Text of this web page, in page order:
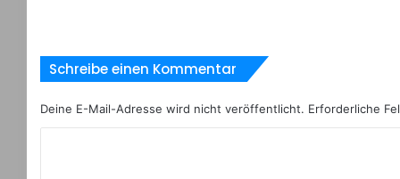
Schreibe einen Kommentar
Deine E-Mail-Adresse wird nicht veröffentlicht. Erforderliche